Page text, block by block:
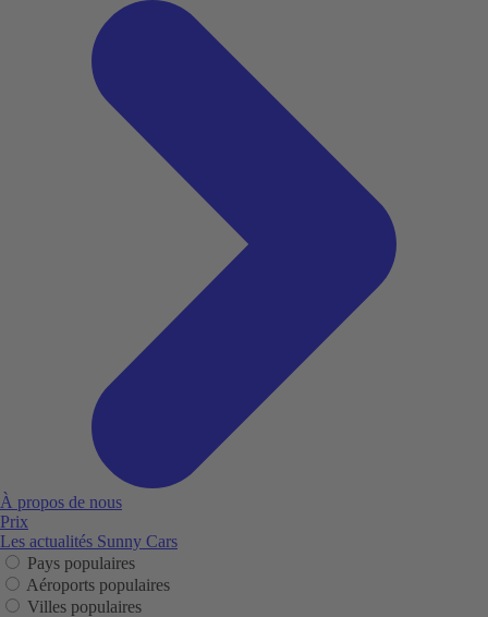
À propos de nous
Prix
Les actualités Sunny Cars
Pays populaires
Aéroports populaires
Villes populaires